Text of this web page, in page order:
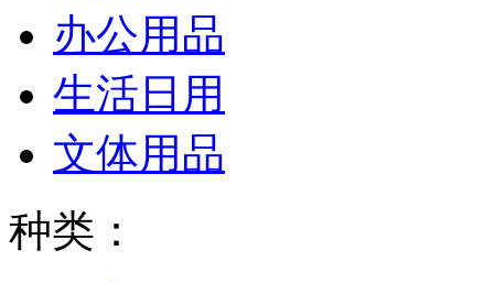
办公用品
生活日用
文体用品
种类：